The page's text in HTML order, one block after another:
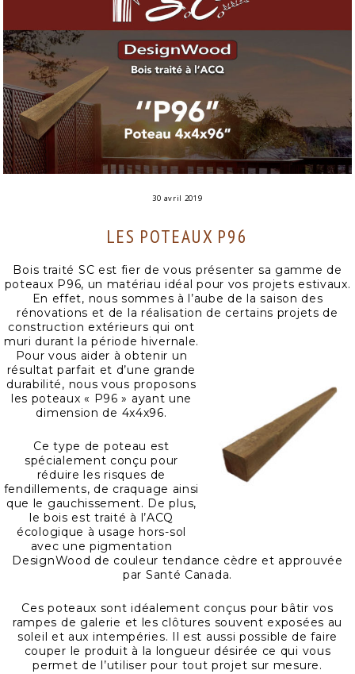
30 avril 2019
LES POTEAUX P96
Bois traité SC est fier de vous présenter sa gamme de
poteaux P96, un matériau idéal pour vos projets estivaux.
En effet, nous sommes à l’aube de la saison des
rénovations et de la réalisation de certains projets de
construction extérieurs qui ont
muri durant la période hivernale.
Pour vous aider à obtenir un
résultat parfait et d’une grande
durabilité, nous vous proposons
les poteaux « P96 » ayant une
dimension de 4x4x96.
Ce type de poteau est
spécialement conçu pour
réduire les risques de
fendillements, de craquage ainsi
que le gauchissement. De plus,
le bois est traité à l’ACQ
écologique à usage hors-sol
avec une pigmentation
DesignWood de couleur tendance cèdre et approuvée
par Santé Canada.
Ces poteaux sont idéalement conçus pour bâtir vos
rampes de galerie et les clôtures souvent exposées au
soleil et aux intempéries. Il est aussi possible de faire
couper le produit à la longueur désirée ce qui vous
permet de l’utiliser pour tout projet sur mesure.